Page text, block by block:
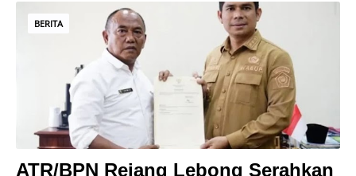
BERITA
ATR/BPN Rejang Lebong Serahkan